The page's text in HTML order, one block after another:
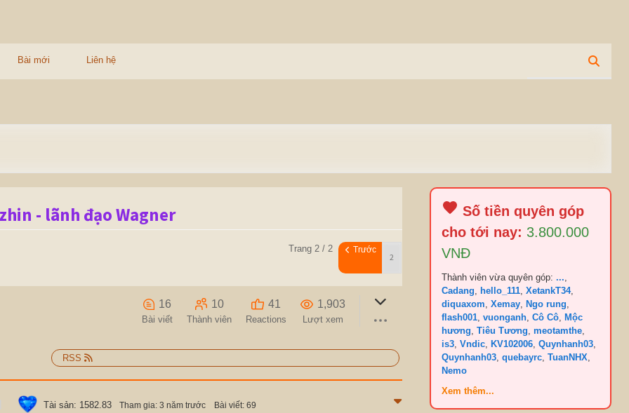
Bài mới Liên hệ
- lãnh đạo Wagner
Trang 2 / 2 Trước
16
Bài viết
10
Thành viên
41
Reactions
1,903
Lượt xem
RSS
Tài sản: 1582.83 Tham gia: 3 năm trước Bài viết: 69
Số tiền quyên góp
cho tới nay: 3.800.000
VNĐ
Thành viên vừa quyên góp:...,
Cadang, hello_111,XetankT34,
diquaxom,Xemay, Ngo rung,
flash001,vuonganh,Cô Cô, Mộc
hương,Tiêu Tương,meotamthe,
is3,Vndic, KV102006,Quynhanh03,
Quynhanh03,quebayrc,TuanNHX,
Nemo
Xem thêm...